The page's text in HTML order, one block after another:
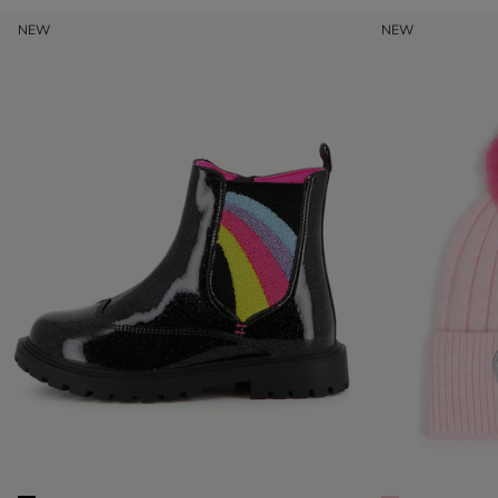
NEW NEW